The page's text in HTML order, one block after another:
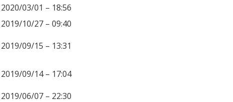
2020/03/01 – 18:56
2019/10/27 – 09:40
2019/09/15 – 13:31
2019/09/14 – 17:04
2019/06/07 – 22:30